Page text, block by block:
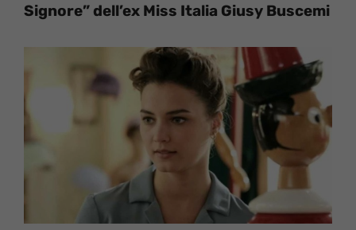
Signore” dell’ex Miss Italia Giusy Buscemi